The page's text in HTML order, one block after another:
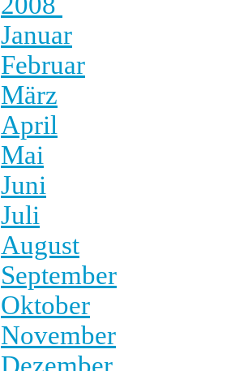
Januar
Februar
März
April
Mai
Juni
Juli
August
September
Oktober
November